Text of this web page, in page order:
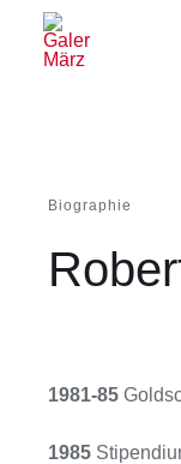
Inhalt
Biographie
1981-85
1985